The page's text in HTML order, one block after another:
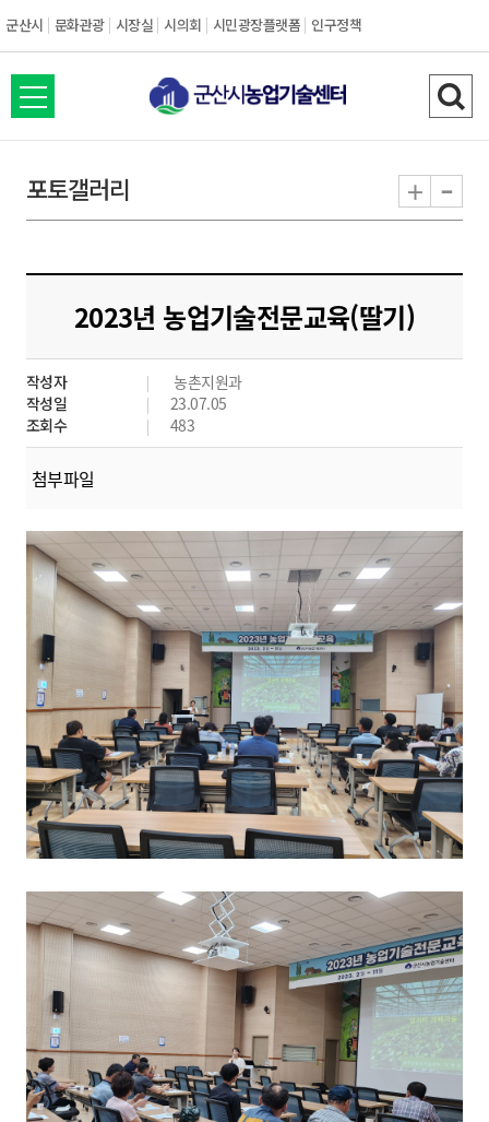
군산시 문화관광 시장실 시의회 시민광장플랫폼 인구정책
전
체
뉴
열
검
색
기
포토갤러리 + -
2023년 농업기술전문교육(딸기)
작성자
농촌지원과
작성일
23.07.05
조회수
483
첨부파일